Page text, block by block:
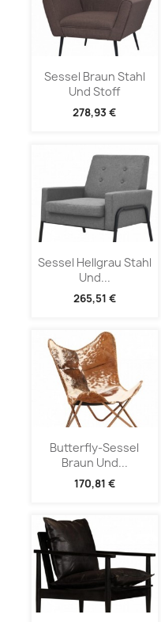
Sessel Braun Stahl
Und Stoff
278,93 €
Sessel Hellgrau Stahl
Und...
265,51 €
Butterfly-Sessel
Braun Und...
170,81 €